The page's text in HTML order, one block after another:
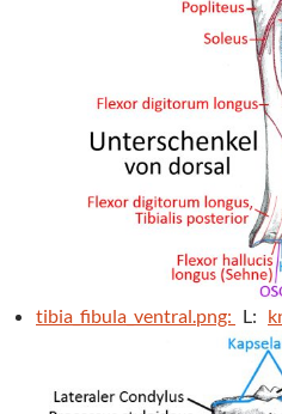
tibia_fibula_ventral.png: L: